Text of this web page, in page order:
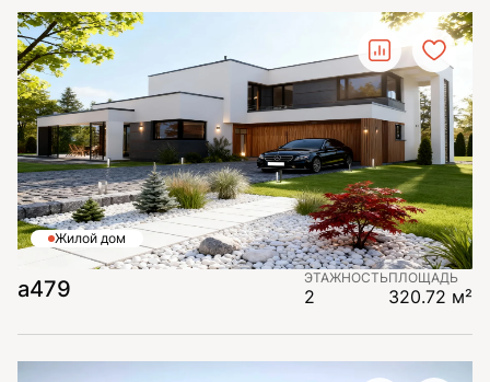
Жилой дом
а479 ЭТАЖНОСТЬ
2
ПЛОЩАДЬ
320.72 м²